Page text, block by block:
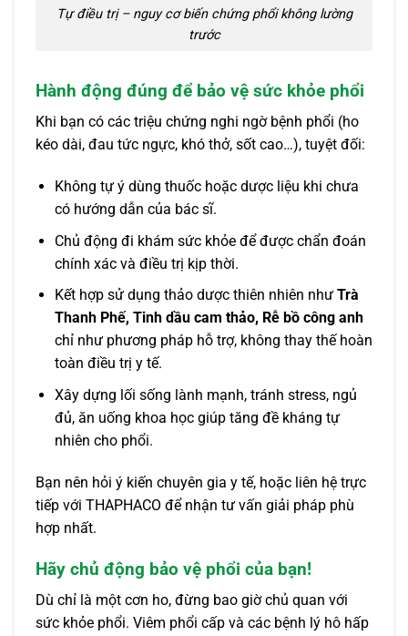
Tự điều trị – nguy cơ biến chứng phổi không lường
trước
Hành động đúng để bảo vệ sức khỏe phổi
Khi bạn có các triệu chứng nghi ngờ bệnh phổi (ho
kéo dài, đau tức ngực, khó thở, sốt cao…), tuyệt đối:
Không tự ý dùng thuốc hoặc dược liệu khi chưa
có hướng dẫn của bác sĩ.
Chủ động đi khám sức khỏe để được chẩn đoán
chính xác và điều trị kịp thời.
Kết hợp sử dụng thảo dược thiên nhiên như Trà
Thanh Phế, Tinh dầu cam thảo, Rễ bồ công anh
chỉ như phương pháp hỗ trợ, không thay thế hoàn
toàn điều trị y tế.
Xây dựng lối sống lành mạnh, tránh stress, ngủ
đủ, ăn uống khoa học giúp tăng đề kháng tự
nhiên cho phổi.
Bạn nên hỏi ý kiến chuyên gia y tế, hoặc liên hệ trực
tiếp với THAPHACO để nhận tư vấn giải pháp phù
hợp nhất.
Hãy chủ động bảo vệ phổi của bạn!
Dù chỉ là một cơn ho, đừng bao giờ chủ quan với
sức khỏe phổi. Viêm phổi cấp và các bệnh lý hô hấp